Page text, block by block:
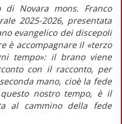
di Novara mons. Franco
2025-2026, presentata
evangelico dei discepoli
è accompagnare il «terzo
tempo»: il brano viene
con il racconto, per
mano, cioè la fede
nostro tempo, è il
al cammino della fede